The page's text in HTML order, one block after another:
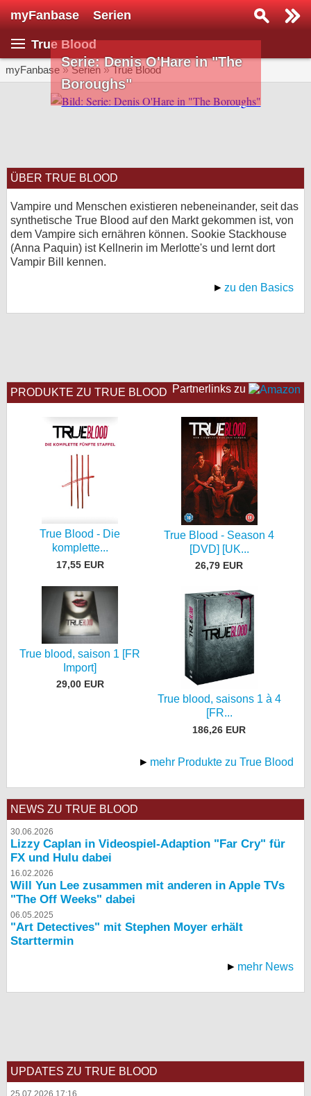
myFanbase Serien
True Blood
myFanbase»Serien »True Blood
Serie: Denis O'Hare in "The
Boroughs"
ÜBER TRUE BLOOD
Vampire und Menschen existieren nebeneinander, seit das
synthetische True Blood auf den Markt gekommen ist, von
dem Vampire sich ernähren können. Sookie Stackhouse
(Anna Paquin) ist Kellnerin im Merlotte's und lernt dort
Vampir Bill kennen.
zu den Basics
Partnerlinks zu
PRODUKTE ZU TRUE BLOOD
True Blood - Die
komplette...
17,55 EUR
True Blood - Season 4
[DVD] [UK...
26,79 EUR
True blood, saison 1 [FR
Import]
29,00 EUR
True blood, saisons 1 à 4
[FR...
186,26 EUR
mehr Produkte zu True Blood
NEWS ZU TRUE BLOOD
30.06.2026
Lizzy Caplan in Videospiel-Adaption "Far Cry" für
FX und Hulu dabei
16.02.2026
Will Yun Lee zusammen mit anderen in Apple TVs
"The Off Weeks" dabei
06.05.2025
"Art Detectives" mit Stephen Moyer erhält
Starttermin
mehr News
UPDATES ZU TRUE BLOOD
25.07.2026 17:16
Serie suchen...
SERIEN
KULTUR
Specials
SERVICE
Kontakt
Nutzungsbedingungen
Datenschutz
Cookie-Einstellungen
Impressum
Desktop-Ansicht